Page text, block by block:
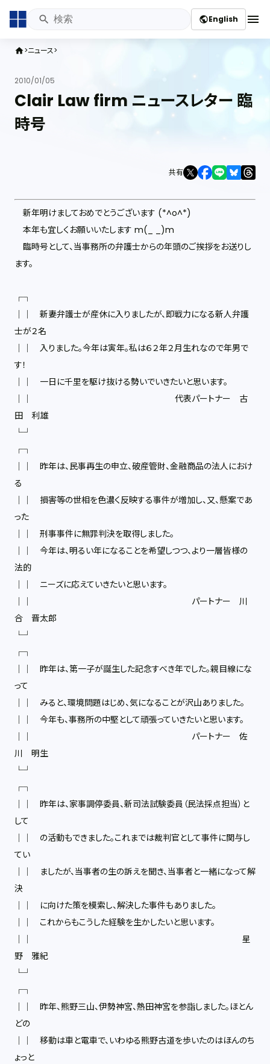
publicEnglish menu
home ニュース
2010/01/05
Clair Law firm ニュースレター 臨
時号
共有
新年明けましておめでとうございます (*^o^*)
本年も宜しくお願いいたします m(_ _)m
臨時号として、当事務所の弁護士からの年頭のご挨拶をお送りし
ます。
┌┐
││ 新妻弁護士が産休に入りましたが、即戦力になる新人弁護
士が２名
││ 入りました。今年は寅年。私は６２年２月生れなので年男で
す！
││ 一日に千里を駆け抜ける勢いでいきたいと思います。
││ 代表パートナー 古
田 利雄
└┘
┌┐
││ 昨年は、民事再生の申立、破産管財、金融商品の法人におけ
る
││ 損害等の世相を色濃く反映する事件が増加し、又、懸案であ
った
││ 刑事事件に無罪判決を取得しました。
││ 今年は、明るい年になることを希望しつつ、より一層皆様の
法的
││ ニーズに応えていきたいと思います。
││ パートナー 川
合 晋太郎
└┘
┌┐
││ 昨年は、第一子が誕生した記念すべき年でした。親目線にな
って
││ みると、環境問題はじめ、気になることが沢山ありました。
││ 今年も、事務所の中堅として頑張っていきたいと思います。
││ パートナー 佐
川 明生
└┘
┌┐
││ 昨年は、家事調停委員、新司法試験委員（民法採点担当）と
して
││ の活動もできました。これまでは裁判官として事件に関与し
てい
││ ましたが、当事者の生の訴えを聞き、当事者と一緒になって解
決
││ に向けた策を模索し、解決した事件もありました。
││ これからもこうした経験を生かしたいと思います。
││ 星
野 雅紀
└┘
┌┐
││ 昨年、熊野三山、伊勢神宮、熱田神宮を参詣しました。ほとん
どの
││ 移動は車と電車で、いわゆる熊野古道を歩いたのはほんのち
ょっと